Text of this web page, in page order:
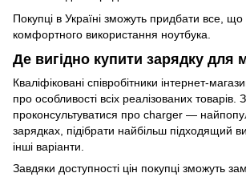
Покупці в Україні зможуть придбати все,
комфортного використання ноутбука.
Де вигідно купити зарядку для
Кваліфіковані співробітники інтернет-
про особливості всіх реалізованих
проконсультуватися про charger —
зарядках, підібрати найбільш підходящий
інші варіанти.
Завдяки доступності цін покупці зможуть